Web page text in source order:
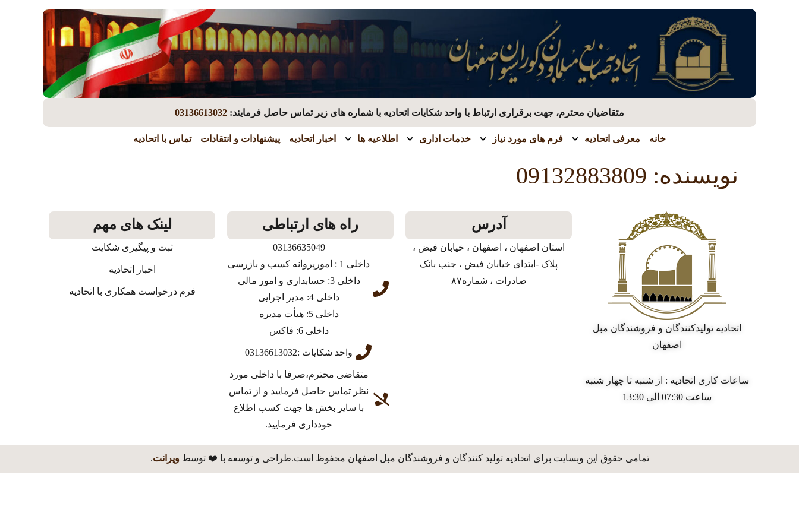
متقاضیان محترم، جهت برقراری ارتباط با واحد شکایات اتحادیه با شماره های زیر تماس حاصل فرمایند: 03136613032
خانه معرفی اتحادیه فرم های مورد نیاز خدمات اداری اطلاعیه ها اخبار اتحادیه پیشنهادات و انتقادات تماس با اتحادیه
نویسنده: 09132883809
اتحادیه تولیدکنندگان و فروشندگان مبل
اصفهان
ساعات کاری اتحادیه : از شنبه تا چهار شنبه
ساعت 07:30 الی 13:30
آدرس
استان اصفهان ، اصفهان ، خیابان فیض ،
پلاک -ابتدای خیابان فیض ، جنب بانک
صادرات ، شماره۸۷
راه های ارتباطی
03136635049
داخلی 1 : امورپروانه کسب و بازرسی
داخلی 3: حسابداری و امور مالی
داخلی 4: مدیر اجرایی
داخلی 5: هیأت مدیره
داخلی 6: فاکس
واحد شکایات :03136613032
متقاضی محترم،صرفا با داخلی مورد
نظر تماس حاصل فرمایید و از تماس
با سایر بخش ها جهت کسب اطلاع
خودداری فرمایید.
لینک های مهم
ثبت و پیگیری شکایت
اخبار اتحادیه
فرم درخواست همکاری با اتحادیه
تمامی حقوق این وبسایت برای اتحادیه تولید کنندگان و فروشندگان مبل اصفهان محفوظ است.طراحی و توسعه با ❤️ توسطویرانت.